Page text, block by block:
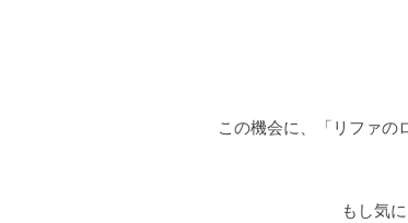
この機会に、「リファの
もし気